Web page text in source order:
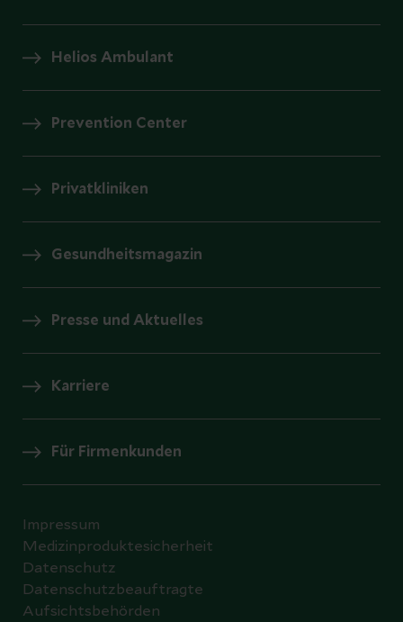
Helios Ambulant
Prevention Center
Privatkliniken
Gesundheitsmagazin
Presse und Aktuelles
Karriere
Für Firmenkunden
Impressum
Medizinproduktesicherheit
Datenschutz
Datenschutzbeauftragte
Aufsichtsbehörden